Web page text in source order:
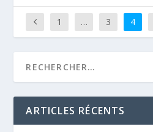
1 … 3 4
ARTICLES RÉCENTS